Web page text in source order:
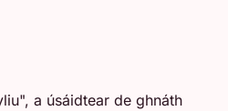
a úsáidtear de ghnáth